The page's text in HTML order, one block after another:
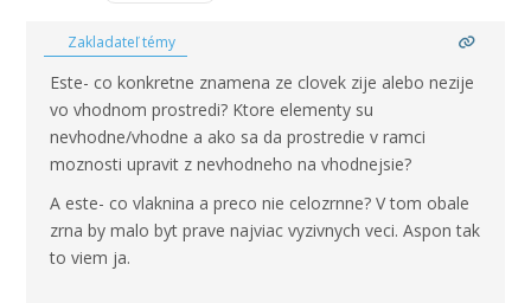
Zakladateľ témy
Este- co konkretne znamena ze clovek zije alebo nezije
vo vhodnom prostredi? Ktore elementy su
nevhodne/vhodne a ako sa da prostredie v ramci
moznosti upravit z nevhodneho na vhodnejsie?
A este- co vlaknina a preco nie celozrnne? V tom obale
zrna by malo byt prave najviac vyzivnych veci. Aspon tak
to viem ja.